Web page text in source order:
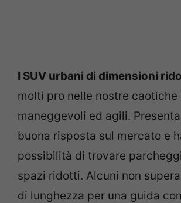
I SUV urbani di dimensioni
molti pro nelle nostre caotiche
maneggevoli ed agili.
buona risposta sul mercato e
possibilità di trovare
spazi ridotti. Alcuni non
di lunghezza per una guida